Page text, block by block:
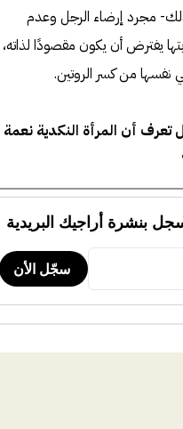
مجرد إرضاء الرجل وعدم
يفترض أن يكون مقصودًا لذاته،
نفسها من كسر الروتين.
أن المرأة النكدية نعمة